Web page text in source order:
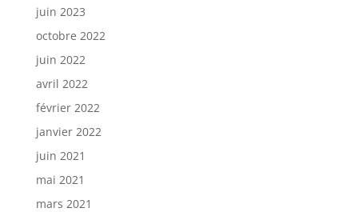
juin 2023
octobre 2022
juin 2022
avril 2022
février 2022
janvier 2022
juin 2021
mai 2021
mars 2021